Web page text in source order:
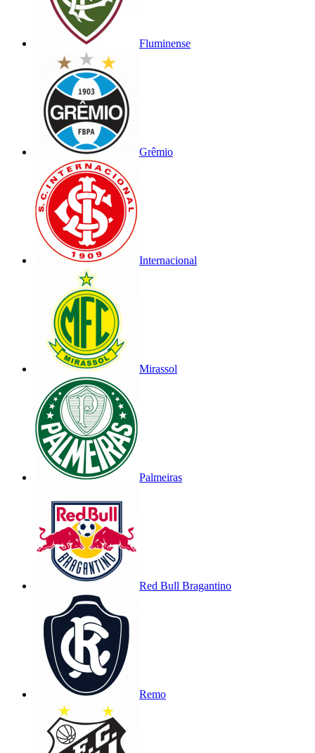
Fluminense
Grêmio
Internacional
Mirassol
Palmeiras
Red Bull Bragantino
Remo